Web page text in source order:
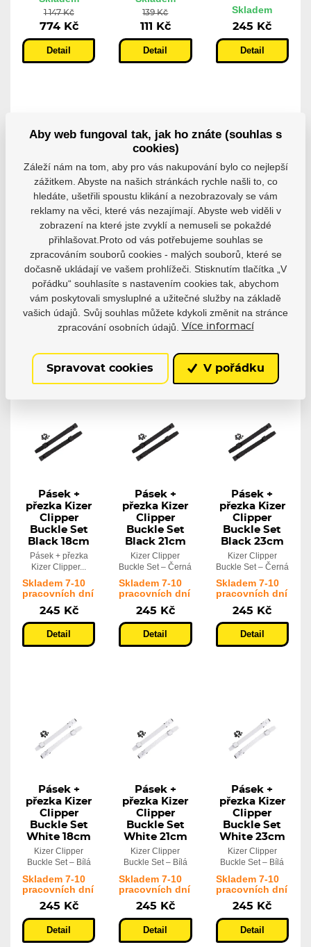
1 147 Kč
774 Kč
Detail
139 Kč
111 Kč
Detail
Skladem
245 Kč
Detail
Přezka +
Pásek
Powerslide
Classic
Buckle...
Přezka + Pásek
Powerslide...
Skladem
171 Kč
Přezka
Powerslide
Phuzion
Black
Náhradní přezky
Powerslide...
Skladem
102 Kč
Šroub
Powerslide
Single Axle
Torx
38mm/8mm...
Toto náhradní
balení 8...
Skladem
245 Kč
Pásek +
přezka Kizer
Clipper
Buckle Set
Black 18cm
Pásek + přezka
Kizer Clipper...
Skladem 7-10
pracovních dní
245 Kč
Detail
Pásek +
přezka Kizer
Clipper
Buckle Set
Black 21cm
Kizer Clipper
Buckle Set – Černá
Skladem 7-10
pracovních dní
245 Kč
Detail
Pásek +
přezka Kizer
Clipper
Buckle Set
Black 23cm
Kizer Clipper
Buckle Set – Černá
Skladem 7-10
pracovních dní
245 Kč
Detail
Pásek +
přezka Kizer
Clipper
Buckle Set
White 18cm
Kizer Clipper
Buckle Set – Bílá
Skladem 7-10
pracovních dní
245 Kč
Detail
Pásek +
přezka Kizer
Clipper
Buckle Set
White 21cm
Kizer Clipper
Buckle Set – Bílá
Skladem 7-10
pracovních dní
245 Kč
Detail
Pásek +
přezka Kizer
Clipper
Buckle Set
White 23cm
Kizer Clipper
Buckle Set – Bílá
Skladem 7-10
pracovních dní
245 Kč
Detail
Aby web fungoval tak, jak ho znáte (souhlas s
cookies)
Záleží nám na tom, aby pro vás nakupování bylo co nejlepší
zážitkem. Abyste na našich stránkách rychle našli to, co
hledáte, ušetřili spoustu klikání a nezobrazovaly se vám
reklamy na věci, které vás nezajímají. Abyste web viděli v
zobrazení na které jste zvyklí a nemuseli se pokaždé
přihlašovat.Proto od vás potřebujeme souhlas se
zpracováním souborů cookies - malých souborů, které se
dočasně ukládají ve vašem prohlížeči. Stisknutím tlačítka „V
pořádku“ souhlasíte s nastavením cookies tak, abychom
vám poskytovali smysluplné a užitečné služby na základě
vašich údajů. Svůj souhlas můžete kdykoli změnit na stránce
zpracování osobních údajů.
Více informací
Spravovat cookies V pořádku